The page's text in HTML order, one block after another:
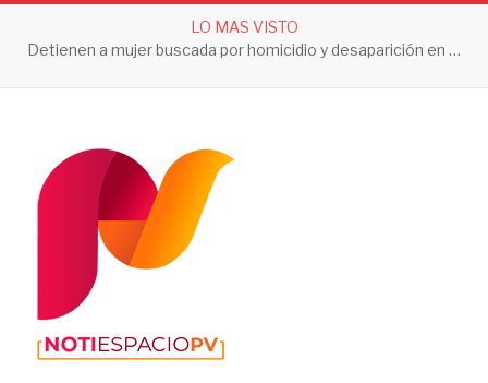
LO MAS VISTO
Detienen a mujer buscada por homicidio y desaparición en Tlaquepaque